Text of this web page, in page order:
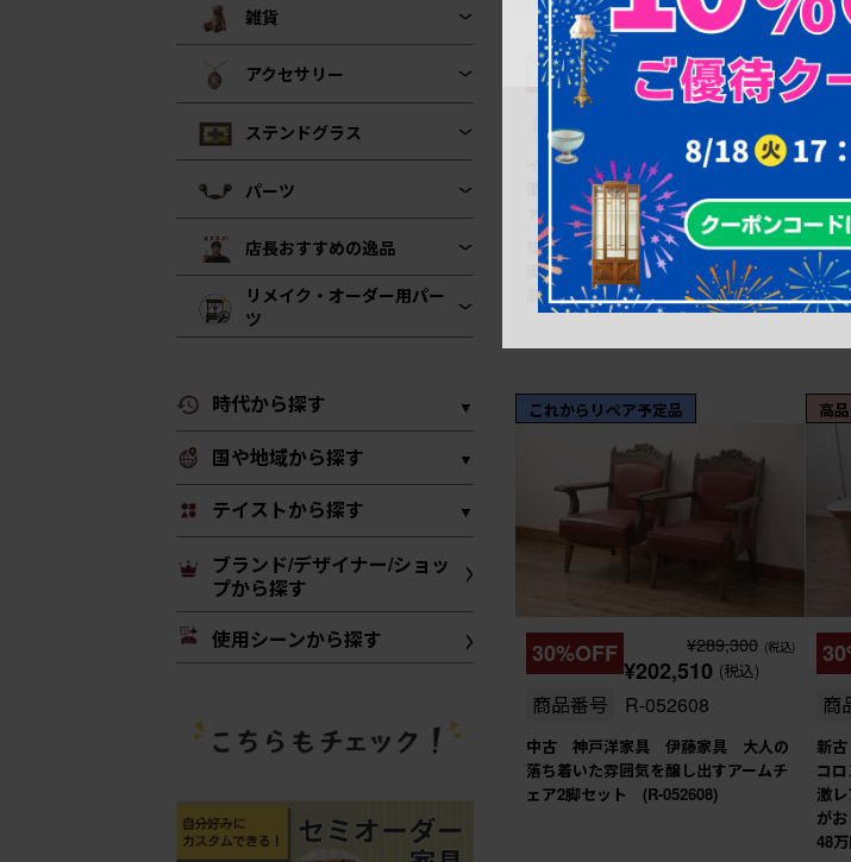
雑貨
アクセサリー
ステンドグラス
パーツ
店長おすすめの逸品
リメイク・オーダー用パー
ツ
時代から探す
国や地域から探す
テイストから探す
ブランド/デザイナー/ショッ
プから探す
使用シーンから探す
40%OFF ¥398,200 (税込)
¥238,920 (税込)
商品番号
イギリスアンティーク オーク材 超
激レア!! ダイニングテーブルとソフ
ァになる2way家具 (R-057569)
幅：1,370㎜
奥行：880㎜
高さ：820㎜
ア
器
式
幅
奥行
高
これからリペア予定品
30%OFF ¥289,300 (税込)
¥202,510 (税込)
商品番号 R-052608
中古 神戸洋家具 伊藤家具 大人の
落ち着いた雰囲気を醸し出すアームチ
ェア2脚セット (R-052608)
高
商
新
コ
激
が
48